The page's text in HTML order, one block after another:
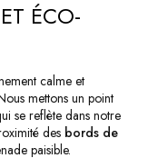
ÉCO-
calme et
mettons un point
se reflète dans notre
des bords de
paisible.